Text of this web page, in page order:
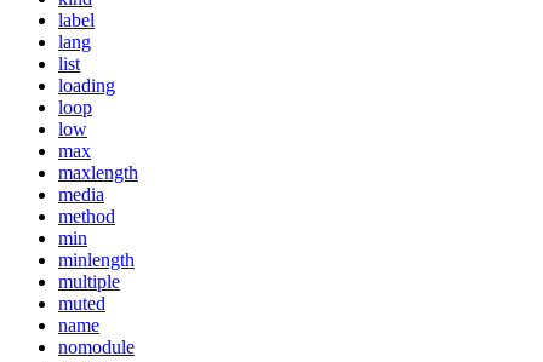
label
lang
list
loading
loop
low
max
maxlength
media
method
min
minlength
multiple
muted
name
nomodule